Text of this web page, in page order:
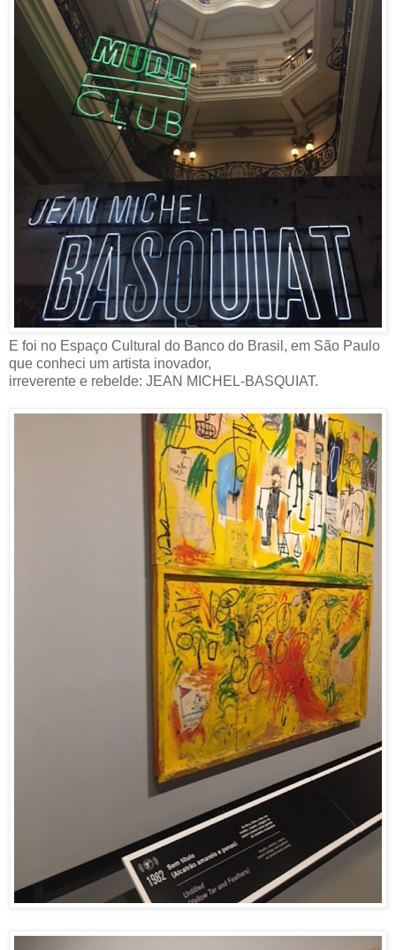
E foi no Espaço Cultural do Banco do Brasil, em São Paulo
que conheci um artista inovador,
irreverente e rebelde: JEAN MICHEL-BASQUIAT.